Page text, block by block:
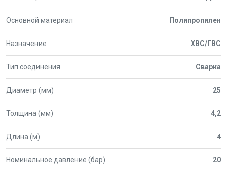
Основной материал Полипропилен
Назначение ХВС/ГВС
Тип соединения Сварка
Диаметр (мм) 25
Толщина (мм) 4,2
Длина (м) 4
Номинальное давление (бар) 20